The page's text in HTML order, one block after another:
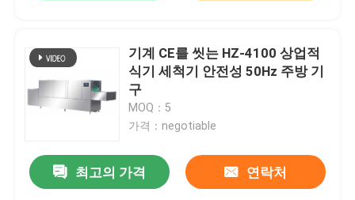
VR 쇼
공장 투어
기계 CE를 씻는 HZ-4100 상업적
식기 세척기 안전성 50Hz 주방 기
구
MOQ：5
가격：negotiable
최고의 가격 연락처